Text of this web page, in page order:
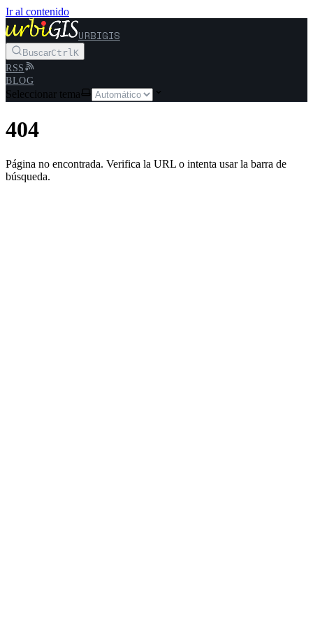
Ir al contenido
URBIGIS
BuscarCtrlK
RSS
BLOG
Seleccionar tema
404
Página no encontrada. Verifica la URL o intenta usar la barra de
búsqueda.